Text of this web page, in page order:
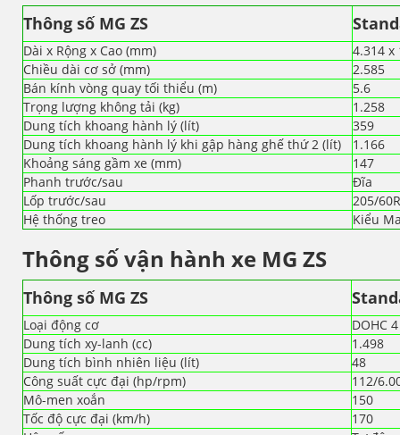
Thông số MG ZS
Dài x Rộng x Cao (mm)
4.314 x
Chiều dài cơ sở (mm)
2.585
Bán kính vòng quay tối thiểu (m)
5.6
Trọng lượng không tải (kg)
1.258
Dung tích khoang hành lý (lít)
359
Dung tích khoang hành lý khi gập hàng ghế thứ 2 (lít)
1.166
Khoảng sáng gầm xe (mm)
147
Phanh trước/sau
Đĩa
Lốp trước/sau
205/
Hệ thống treo
Kiểu
Thông số vận hành xe MG ZS
Thông số MG ZS
Loại động cơ
DOHC
Dung tích xy-lanh (cc)
1.498
Dung tích bình nhiên liệu (lít)
48
Công suất cực đại (hp/rpm)
112/
Mô-men xoắn
150
Tốc độ cực đại (km/h)
170